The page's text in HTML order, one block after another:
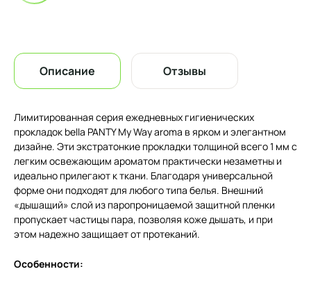
Описание Отзывы
Лимитированная серия ежедневных гигиенических
прокладок bella PANTY My Way aroma в ярком и элегантном
дизайне. Эти экстратонкие прокладки толщиной всего 1 мм с
легким освежающим ароматом практически незаметны и
идеально прилегают к ткани. Благодаря универсальной
форме они подходят для любого типа белья. Внешний
«дышащий» слой из паропроницаемой защитной пленки
пропускает частицы пара, позволяя коже дышать, и при
этом надежно защищает от протеканий.
Особенности: